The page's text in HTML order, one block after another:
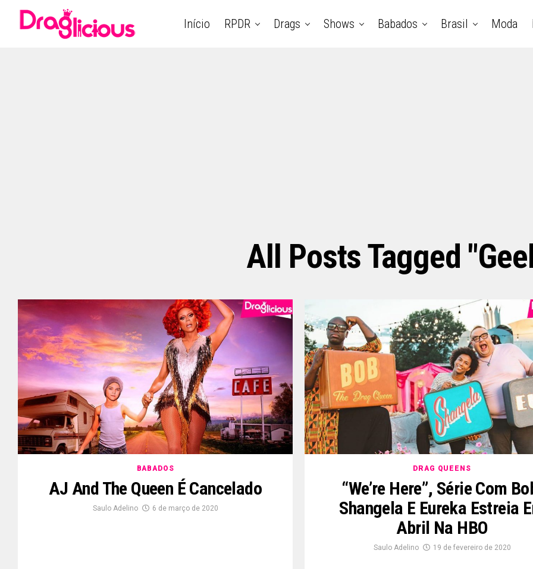
Início RPDR Drags Shows Babados Brasil Moda
All Posts Tagged
BABADOS
AJ And The Queen É Cancelado
Saulo Adelino 6 de março de 2020
DRAG QUEENS
“We’re Here”, Série Com
Shangela E Eureka Estreia
Abril Na HBO
Saulo Adelino 19 de fevereiro de 2020